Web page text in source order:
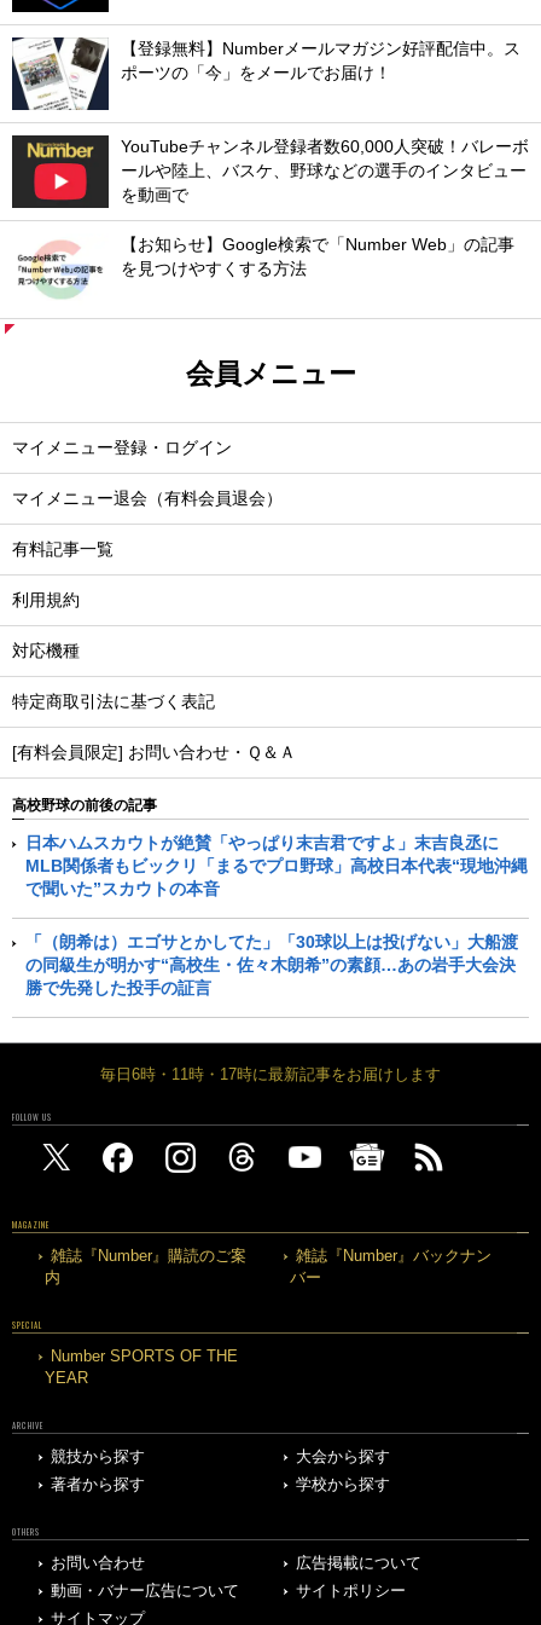
【登録無料】Numberメールマガジン好評配信中。ス
ポーツの「今」をメールでお届け！
YouTubeチャンネル登録者数60,000人突破！バレーボ
ールや陸上、バスケ、野球などの選手のインタビュー
を動画で
【お知らせ】Google検索で「Number Web」の記事
を見つけやすくする方法
会員メニュー
マイメニュー登録・ログイン
マイメニュー退会（有料会員退会）
有料記事一覧
利用規約
対応機種
特定商取引法に基づく表記
[有料会員限定] お問い合わせ・Ｑ＆Ａ
高校野球の前後の記事
日本ハムスカウトが絶賛「やっぱり末吉君ですよ」末吉良丞に
MLB関係者もビックリ「まるでプロ野球」高校日本代表“現地沖縄
で聞いた”スカウトの本音
「（朗希は）エゴサとかしてた」「30球以上は投げない」大船渡
の同級生が明かす“高校生・佐々木朗希”の素顔…あの岩手大会決
勝で先発した投手の証言
毎日6時・11時・17時に最新記事をお届けします
FOLLOW US
MAGAZINE
雑誌『Number』購読のご案
内
雑誌『Number』バックナン
バー
SPECIAL
Number SPORTS OF THE
YEAR
ARCHIVE
競技から探す
大会から探す
著者から探す
学校から探す
OTHERS
お問い合わせ
広告掲載について
動画・バナー広告について
サイトポリシー
サイトマップ